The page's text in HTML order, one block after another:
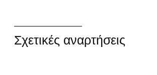
Σχετικές αναρτήσεις